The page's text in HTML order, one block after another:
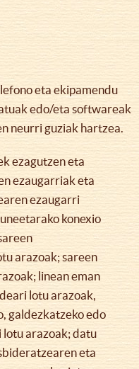
eta ekipamendu
edo/eta softwareak
neurri guziak hartzea.
ezagutzen eta
ezaugarriak eta
ezaugarri
konexio
arazoak; sareen
linean eman
lotu arazoak,
galdezkatzeko edo
arazoak; datu
eta